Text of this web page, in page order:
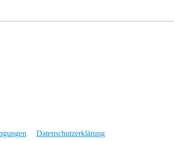
Datenschutzerklärung